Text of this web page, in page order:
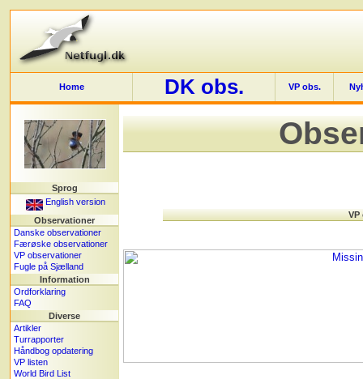
Home DK obs. VP obs.
Sprog
English version
Observationer
Danske observationer
Færøske observationer
VP observationer
Fugle på Sjælland
Information
Ordforklaring
FAQ
Diverse
Artikler
Turrapporter
Håndbog opdatering
VP listen
World Bird List
VP